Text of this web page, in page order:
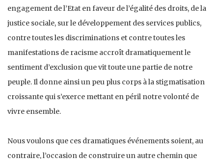
engagement de l’Etat en faveur de l’égalité des droits, de la
justice sociale, sur le développement des services publics,
contre toutes les discriminations et contre toutes les
manifestations de racisme accroît dramatiquement le
sentiment d’exclusion que vit toute une partie de notre
peuple. Il donne ainsi un peu plus corps à la stigmatisation
croissante qui s’exerce mettant en péril notre volonté de
vivre ensemble.
Nous voulons que ces dramatiques événements soient, au
contraire, l’occasion de construire un autre chemin que